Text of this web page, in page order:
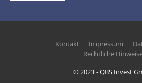
Kontakt Impressum
Rechtliche
© 2023 - QBS Invest